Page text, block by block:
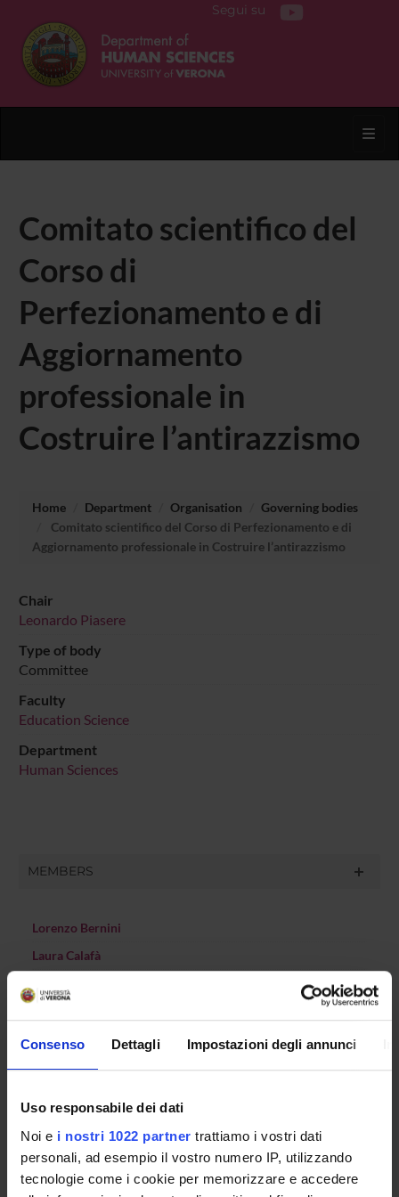
Consenso Dettagli Impostazioni degli annunci
Uso responsabile dei dati
Noi e i nostri 1022 partner trattiamo i vostri dati
personali, ad esempio il vostro numero IP, utilizzando
tecnologie come i cookie per memorizzare e accedere
Segui su
Comitato scientifico del
Corso di
Perfezionamento e di
Aggiornamento
professionale in
Costruire l’antirazzismo
Home Department Organisation
Governing bodies
Comitato scientifico del Corso di Perfezionamento e di
Aggiornamento professionale in Costruire l’antirazzismo
Chair
Leonardo Piasere
Type of body
Committee
Faculty
Education Science
Department
Human Sciences
MEMBERS
Lorenzo Bernini
Laura Calafà
Valentina Moro
Simone Pernigo
Carlotta Saletti Salza
Sabrina Tosi Cambini